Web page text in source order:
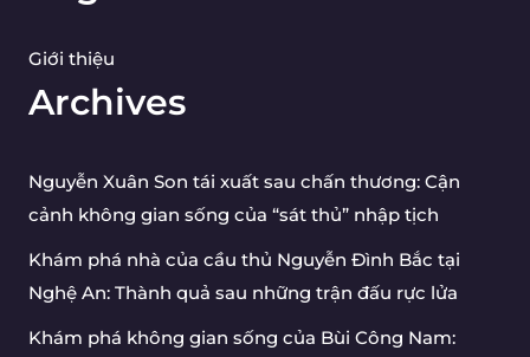
Giới thiệu
Archives
Nguyễn Xuân Son tái xuất sau chấn thương: Cận
cảnh không gian sống của “sát thủ” nhập tịch
Khám phá nhà của cầu thủ Nguyễn Đình Bắc tại
Nghệ An: Thành quả sau những trận đấu rực lửa
Khám phá không gian sống của Bùi Công Nam: